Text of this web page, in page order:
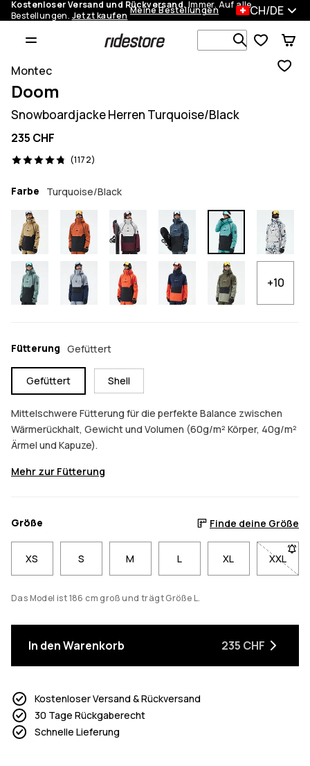
Kostenloser Versand und Rückversand.Immer. Auf alle
Bestellungen. Jetzt kaufen Meine Bestellungen CH/DE
Montec
Doom
Snowboardjacke Herren Turquoise/Black
235 CHF
(1172)
1172 Reviews, 4.8/5
Farbe Turquoise/Black
+10
Fütterung Gefüttert
Gefüttert Shell
Mittelschwere Fütterung für die perfekte Balance zwischen
Wärmerückhalt, Gewicht und Volumen (60g/m² Körper, 40g/m²
Ärmel und Kapuze).
Mehr zur Fütterung
Größe Finde deine Größe
XS S M L XL XXL
-
Das Model ist 186 cm groß und trägt Größe L.
In den Warenkorb 235 CHF
Kostenloser Versand & Rückversand
30 Tage Rückgaberecht
Schnelle Lieferung